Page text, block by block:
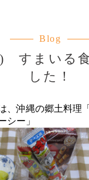
Blog
すまいる
した！
、沖縄の郷土料理
シー」